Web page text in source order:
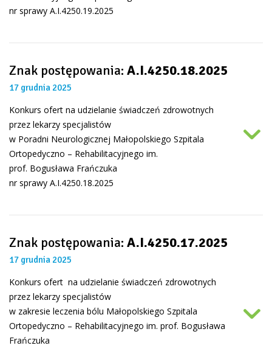
nr sprawy A.I.4250.19.2025
Znak postępowania: A.I.4250.18.2025
17 grudnia 2025
Konkurs ofert na udzielanie świadczeń zdrowotnych
przez lekarzy specjalistów
w Poradni Neurologicznej Małopolskiego Szpitala
Ortopedyczno – Rehabilitacyjnego im.
prof. Bogusława Frańczuka
nr sprawy A.I.4250.18.2025
Znak postępowania: A.I.4250.17.2025
17 grudnia 2025
Konkurs ofert na udzielanie świadczeń zdrowotnych
przez lekarzy specjalistów
w zakresie leczenia bólu Małopolskiego Szpitala
Ortopedyczno – Rehabilitacyjnego im. prof. Bogusława
Frańczuka